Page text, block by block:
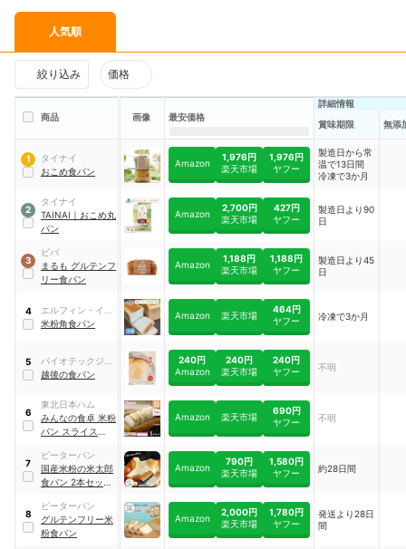
人気順
絞り込み 価格
商品 画像 最安価格
詳細情報
賞味期限
無添
1
タイナイ
おこめ食パン
Amazon
1,976円
楽天市場
1,976円
ヤフー
製造日から常
温で13日間
冷凍で3か月
2
タイナイ
TAINAI ｜ おこめ丸
パン
Amazon
2,700円
楽天市場
427円
ヤフー
製造日より90
日
3
ビバ
まるも グルテンフ
リー食パン
Amazon
1,188円
楽天市場
1,188円
ヤフー
製造日より45
日
4
エルフィン・イン
ターナショナル
米粉角食パン
Amazon 楽天市場
464円
ヤフー
冷凍で3か月
5
バイオテックジャ
パン
越後の食パン
240円
Amazon
240円
楽天市場
240円
ヤフー
不明
6
東北日本ハム
みんなの食卓 米粉
パン スライス
Amazon 楽天市場
690円
ヤフー
不明
7
ピーターパン
国産米粉の米太郎
食パン 2本セット
Amazon
790円
楽天市場
1,580円
ヤフー
約28日間
8
ピーターパン
グルテンフリー米
粉食パン
Amazon
2,000円
楽天市場
1,780円
ヤフー
発送より28日
間